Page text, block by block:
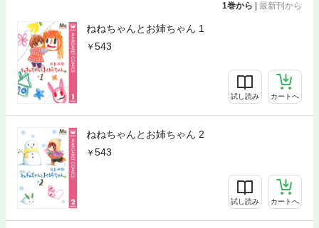
1巻から 最新刊から
ねねちゃんとお姉ちゃん 1
543
試し読み カートへ
ねねちゃんとお姉ちゃん 2
543
試し読み カートへ